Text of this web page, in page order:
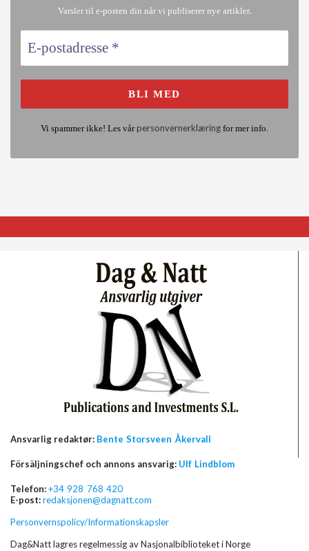
Varsler til e-posten din når vi publiserer nye artikler.
Vi spammer ikke! Les vår personvernerklæring for mer info.
Ansvarlig redaktør: Bente Storsveen Åkervall
Försäljningschef och annons ansvarig: Ulf Lindblom
Telefon:+34 928 768 420
E-post:redaksjonen@dagnatt.com
Personvernspolicy/Informationskapsler
Dag&Natt lagres regelmessig av Nasjonalbiblioteket i Norge